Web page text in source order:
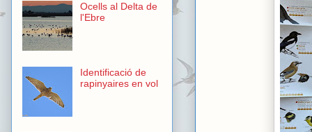
Ocells al Delta de
l'Ebre
Identificació de
rapinyaires en vol